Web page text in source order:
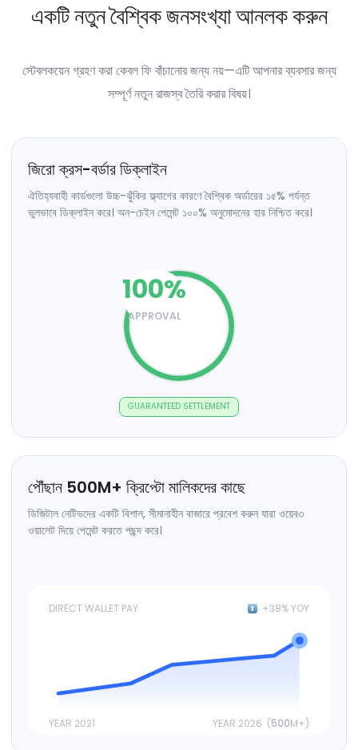
একটি নতুন বৈশ্বিক জনসংখ্যা আনলক করুন
স্টেবলকয়েন গ্রহণ করা কেবল ফি বাঁচানোর জন্য নয়—এটি আপনার ব্যবসার জন্য
সম্পূর্ণ নতুন রাজস্ব তৈরি করার বিষয়।
জিরো ক্রস-বর্ডার ডিক্লাইন
ঐতিহ্যবাহী কার্ডগুলো উচ্চ-ঝুঁকির ফ্ল্যাগের কারণে বৈশ্বিক অর্ডারের ১৫% পর্যন্ত
ভুলভাবে ডিক্লাইন করে। অন-চেইন পেমেন্ট ১০০% অনুমোদনের হার নিশ্চিত করে।
100%
APPROVAL
GUARANTEED SETTLEMENT
পৌঁছান 500M+ ক্রিপ্টো মালিকদের কাছে
ডিজিটাল নেটিভদের একটি বিশাল, সীমানাহীন বাজারে প্রবেশ করুন যারা ওয়েব৩
ওয়ালেট দিয়ে পেমেন্ট করতে পছন্দ করে।
DIRECT WALLET PAY +38% YOY
YEAR 2021 YEAR 2026 (500M+)